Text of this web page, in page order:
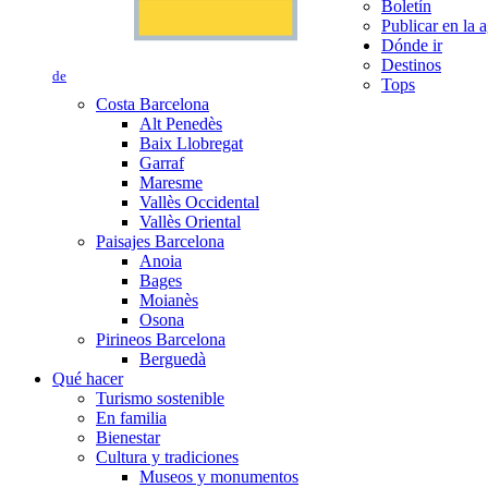
de
Boletín
Publicar en la
Dónde ir
Destinos
Tops
Costa Barcelona
Alt Penedès
Baix Llobregat
Garraf
Maresme
Vallès Occidental
Vallès Oriental
Paisajes Barcelona
Anoia
Bages
Moianès
Osona
Pirineos Barcelona
Berguedà
Qué hacer
Turismo sostenible
En familia
Bienestar
Cultura y tradiciones
Museos y monumentos